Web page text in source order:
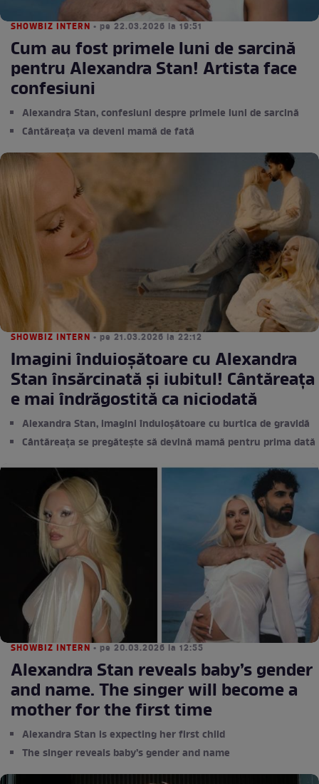
SHOWBIZ INTERN • pe 22.03.2026 la 19:51
Cum au fost primele luni de sarcină
pentru Alexandra Stan! Artista face
confesiuni
Alexandra Stan, confesiuni despre primele luni de sarcină
Cântăreața va deveni mamă de fată
SHOWBIZ INTERN • pe 21.03.2026 la 22:12
Imagini înduioșătoare cu Alexandra
Stan însărcinată și iubitul! Cântăreața
e mai îndrăgostită ca niciodată
Alexandra Stan, imagini înduioșătoare cu burtica de gravidă
Cântăreața se pregătește să devină mamă pentru prima dată
SHOWBIZ INTERN • pe 20.03.2026 la 12:55
Alexandra Stan reveals baby’s gender
and name. The singer will become a
mother for the first time
Alexandra Stan is expecting her first child
The singer reveals baby’s gender and name